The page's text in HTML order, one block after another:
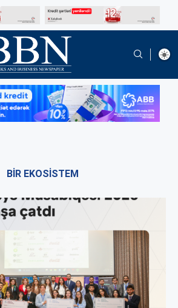
BIR EKOSISTEM